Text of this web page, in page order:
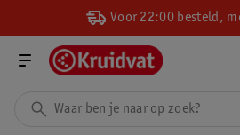
Voor 22:00 besteld,